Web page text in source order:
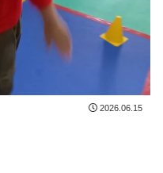
2026.06.15